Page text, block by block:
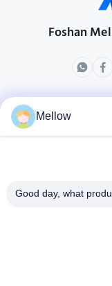
Foshan
produkty
Mellow
Good day, what